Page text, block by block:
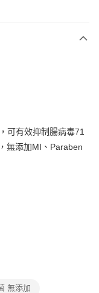
購品分箱出貨
可有效抑制腸病毒71
無添加MI、Paraben
無添加